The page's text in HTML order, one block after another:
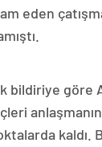
eden
bildiriye göre
anlaşmanın
kaldı.